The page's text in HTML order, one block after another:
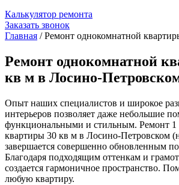
Калькулятор ремонта
Заказать звонок
Главная / Ремонт однокомнатной
Ремонт однокомнатной
кв м в Лосино-
Опыт наших специалистов и широкое
интерьеров позволяет даже небольшие
функциональными и стильным. Ремонт 1
квартиры 30 кв м в Лосино-Петровском
завершается совершенно обновленным
Благодаря подходящим оттенкам и
создается гармоничное пространство.
любую квартиру.